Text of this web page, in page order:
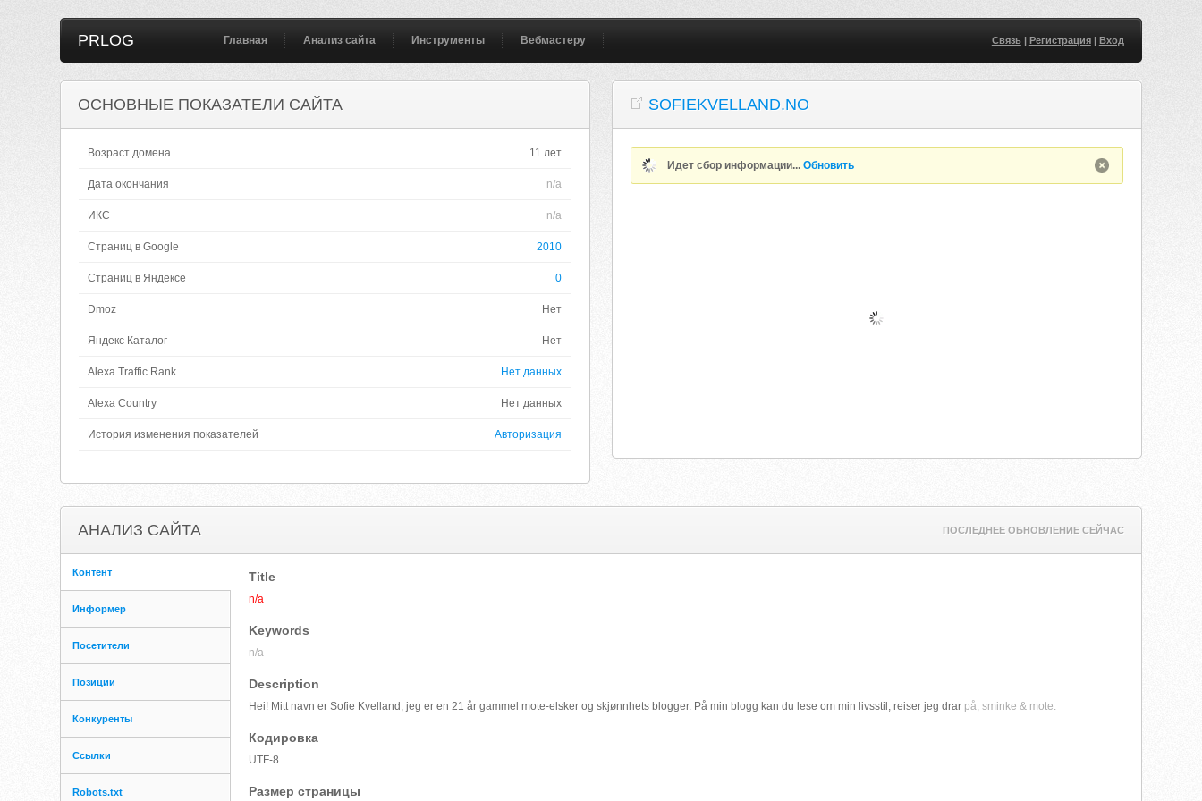
PRLOG Главная Анализ сайта Инструменты Вебмастеру Связь| Регистрация| Вход
ОСНОВНЫЕ ПОКАЗАТЕЛИ САЙТА
Возраст домена 11 лет
Дата окончания n/a
ИКС n/a
Страниц в Google 2010
Страниц в Яндексе 0
Dmoz Нет
Яндекс Каталог Нет
Alexa Traffic Rank Нет данных
Alexa Country Нет данных
История изменения показателей Авторизация
SOFIEKVELLAND.NO
Идет сбор информации...Обновить
АНАЛИЗ САЙТА ПОСЛЕДНЕЕ ОБНОВЛЕНИЕ СЕЙЧАС
Контент
Информер
Посетители
Позиции
Конкуренты
Ссылки
Robots.txt
Title
n/a
Keywords
n/a
Description
Hei! Mitt navn er Sofie Kvelland, jeg er en 21 år gammel mote-elsker og skjønnhets blogger. På min blogg kan du lese om min livsstil, reiser jeg drar på, sminke & mote.
Кодировка
UTF-8
Размер страницы